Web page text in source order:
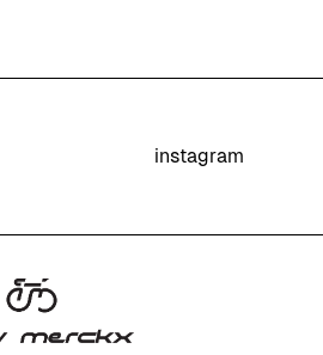
instagram